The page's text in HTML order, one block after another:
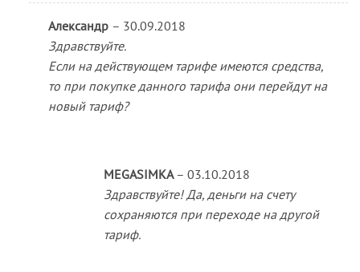
Александр – 30.09.2018
Здравствуйте.
Если на действующем тарифе имеются средства,
то при покупке данного тарифа они перейдут на
новый тариф?
MEGASIMKA – 03.10.2018
Здравствуйте! Да, деньги на счету
сохраняются при переходе на другой
тариф.